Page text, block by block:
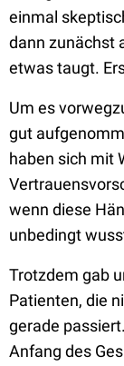
einmal
dann zunächst
etwas taugt.
Um es
gut
haben sich mit
wenn diese
unbedingt
Trotzdem gab
Patienten, die
gerade
Anfang des